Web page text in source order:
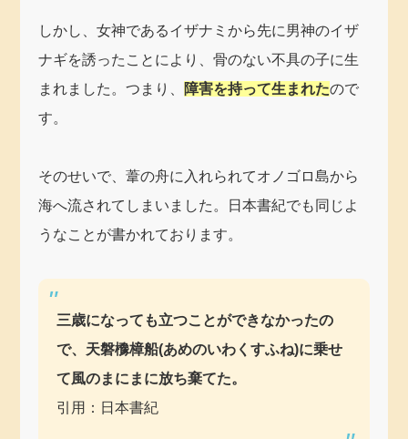
しかし、女神であるイザナミから先に男神のイザ
ナギを誘ったことにより、骨のない不具の子に生
まれました。つまり、 障害を持って生まれたので
す。
そのせいで、葦の舟に入れられてオノゴロ島から
海へ流されてしまいました。日本書紀でも同じよ
うなことが書かれております。
三歳になっても立つことができなかったの
で、天磐櫲樟船(あめのいわくすふね)に乗せ
て風のまにまに放ち棄てた。
引用：日本書紀